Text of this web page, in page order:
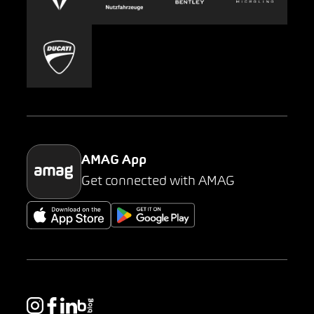
Carsharing
Mobility-as-a-Service
Parking
AMAG App
Get connected with AMAG